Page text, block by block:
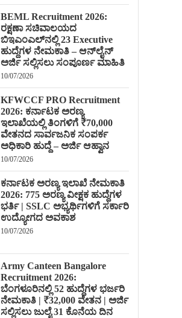
BEML Recruitment 2026:
ರಕ್ಷಣಾ ಸಚಿವಾಲಯದ
ಬಿಇಎಂಎಲ್‌ನಲ್ಲಿ 23 Executive
ಹುದ್ದೆಗಳ ನೇಮಕಾತಿ – ಆನ್‌ಲೈನ್
ಅರ್ಜಿ ಸಲ್ಲಿಸಲು ಸಂಪೂರ್ಣ ಮಾಹಿತಿ
10/07/2026
KFWCCF PRO Recruitment
2026: ಕರ್ನಾಟಕ ಅರಣ್ಯ
ಇಲಾಖೆಯಲ್ಲಿ ತಿಂಗಳಿಗೆ ₹70,000
ವೇತನದ ಸಾರ್ವಜನಿಕ ಸಂಪರ್ಕ
ಅಧಿಕಾರಿ ಹುದ್ದೆ – ಅರ್ಜಿ ಆಹ್ವಾನ
10/07/2026
ಕರ್ನಾಟಕ ಅರಣ್ಯ ಇಲಾಖೆ ನೇಮಕಾತಿ
2026: 775 ಅರಣ್ಯ ವೀಕ್ಷಕ ಹುದ್ದೆಗಳ
ಭರ್ತಿ | SSLC ಅಭ್ಯರ್ಥಿಗಳಿಗೆ ಸರ್ಕಾರಿ
ಉದ್ಯೋಗದ ಅವಕಾಶ
10/07/2026
Army Canteen Bangalore
Recruitment 2026:
ಬೆಂಗಳೂರಿನಲ್ಲಿ 52 ಹುದ್ದೆಗಳ ಭರ್ಜರಿ
ನೇಮಕಾತಿ | ₹32,000 ವೇತನ | ಅರ್ಜಿ
ಸಲ್ಲಿಸಲು ಜುಲೈ 31 ಕೊನೆಯ ದಿನ